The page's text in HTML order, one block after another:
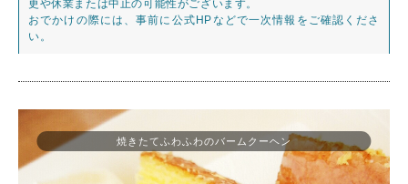
更や休業または中止の可能性がございます。
おでかけの際には、事前に公式HPなどで一次情報をご確認くださ
い。
焼きたてふわふわのバームクーヘン